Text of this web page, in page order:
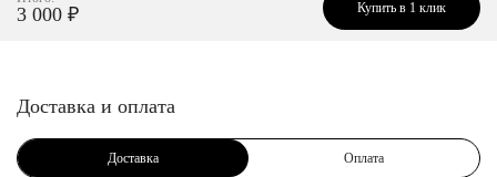
3 000 ₽ Купить в 1 клик
Доставка и оплата
Доставка Оплата